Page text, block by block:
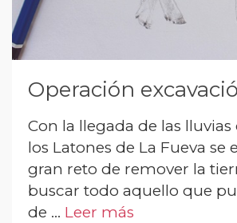
Operación
Con la llegada de las
los Latones de La Fueva se
gran reto de remover la
buscar todo aquello que
de … Leer más